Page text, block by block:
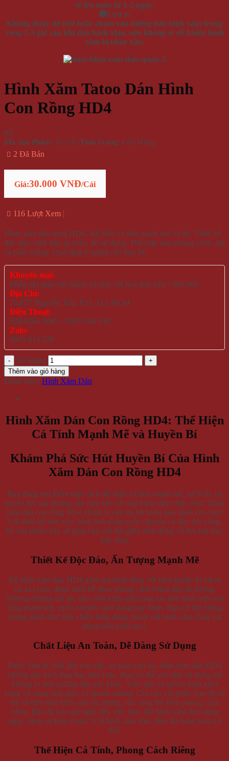
sẽ lên màu từ 1-2 ngày.
🔴Lưu ý:
Không được để ướt hoặc chạm vào miếng dán hình xăm trong
vòng 2-3 giờ sau khi dán hình xăm, nếu không sẽ dễ khiến hình
xăm bị nhòe xấu.
Hình Xăm Tatoo Dán Hình
Con Rồng HD4
(0)
Mã Sản Phẩm: 65518 |Tình Trạng: Còn Hàng
2 Đã Bán
Giá:30.000 VNĐ/Cái
116 Lượt Xem
Hình xăm dán rồng HD4, thể hiện cá tính mạnh mẽ, bí ẩn. Thiết kế
độc đáo, chất liệu an toàn, dễ sử dụng. Phù hợp mọi phong cách, giá
cả phải chăng. Quà tặng ý nghĩa cho bạn bè.
Khuyến mại:
Miễn phí giao nội thành và tỉnh với hoá đơn trên >500.000
Địa Chỉ:
714/17 Nguyễn Trãi, P.11, Q.5 HCM
Điện Thoại:
028 6261 0065 - 0935 616 536
Zalo:
0935 616 536
Số lượng
Thêm vào giỏ hàng
Danh mục: Hình Xăm Dán
Hình Xăm Dán Con Rồng HD4: Thể Hiện
Cá Tính Mạnh Mẽ và Huyền Bí
Khám Phá Sức Hút Huyền Bí Của Hình
Xăm Dán Con Rồng HD4
Bạn đang tìm kiếm một cách thể hiện cá tính mạnh mẽ, sự bí ẩn và
quyền lực mà không cần cam kết với một hình xăm vĩnh viễn? Hình
xăm dán con rồng HD4 chính là câu trả lời hoàn hảo dành cho bạn!
Với thiết kế tinh xảo, hình ảnh rồng uyển chuyển và đầy sức sống,
bộ sản phẩm này sẽ giúp bạn nổi bật giữa đám đông và thu hút mọi
ánh nhìn.
Thiết Kế Độc Đáo, Ấn Tượng Mạnh Mẽ
Bộ hình xăm dán HD4 gồm hai hình rồng với kích thước 4x14cm
và 4x13cm, được thiết kế theo phong cách tribal đầy ấn tượng.
Những đường nét sắc sảo, uốn lượn mềm mại tạo nên hình ảnh con
rồng mạnh mẽ, uyển chuyển như đang bay lượn. Bạn có thể tưởng
tượng mình như một chiến binh dũng mãnh với hình xăm rồng oai
hùng trên cánh tay?
Chất Liệu An Toàn, Dễ Dàng Sử Dụng
Được làm từ chất liệu cao cấp, an toàn cho da, hình xăm dán HD4
không gây kích ứng hay khó chịu. Bạn có thể yên tâm sử dụng mà
không lo ảnh hưởng đến sức khỏe. Việc dán và gỡ bỏ hình xăm
cũng vô cùng đơn giản và nhanh chóng. Chỉ cần vài phút, bạn đã có
thể sở hữu một hình xăm ấn tượng, sẵn sàng thể hiện phong cách
riêng. Bạn đã bao giờ nghĩ đến việc thay đổi hình xăm theo từng
ngày, từng sự kiện chưa? Với hình xăm dán, điều đó hoàn toàn có
thể!
Thể Hiện Cá Tính, Phong Cách Riêng